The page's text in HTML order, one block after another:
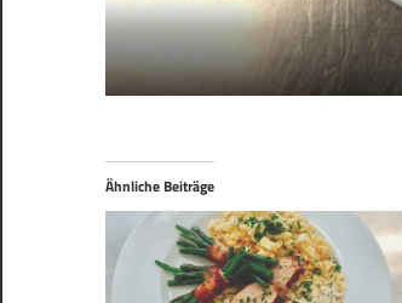
Ähnliche Beiträge